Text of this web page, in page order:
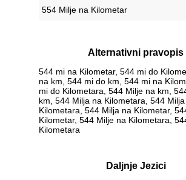
554 Milje na Kilometar
Alternativni pravopis
544 mi na Kilometar, 544 mi do
na km, 544 mi do km, 544 mi na
mi do Kilometara, 544 Milje na km,
km, 544 Milja na Kilometara, 544
Kilometara, 544 Milja na Kilometar,
Kilometar, 544 Milje na Kilometara,
Kilometara
Daljnje Jezici